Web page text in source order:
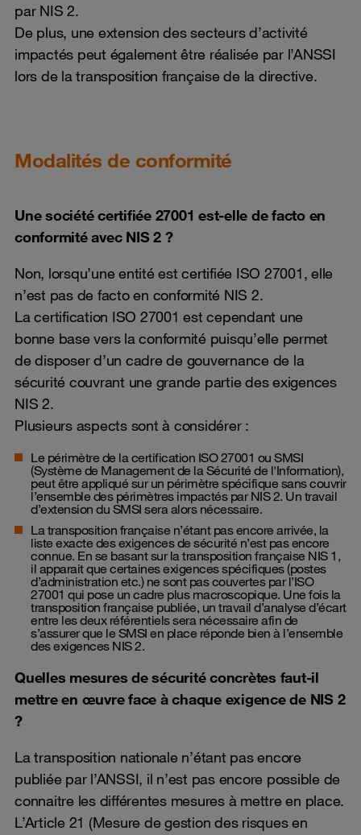
par NIS 2.
De plus, une extension des secteurs d’activité
impactés peut également être réalisée par l’ANSSI
lors de la transposition française de la directive.
Modalités de conformité
Une société certifiée 27001 est-elle de facto en
conformité avec NIS 2 ?
Non, lorsqu’une entité est certifiée ISO 27001, elle
n’est pas de facto en conformité NIS 2.
La certification ISO 27001 est cependant une
bonne base vers la conformité puisqu’elle permet
de disposer d’un cadre de gouvernance de la
sécurité couvrant une grande partie des exigences
NIS 2.
Plusieurs aspects sont à considérer :
Le périmètre de la certification ISO 27001 ou SMSI
(Système de Management de la Sécurité de l'Information),
peut être appliqué sur un périmètre spécifique sans couvrir
l’ensemble des périmètres impactés par NIS 2. Un travail
d’extension du SMSI sera alors nécessaire.
La transposition française n’étant pas encore arrivée, la
liste exacte des exigences de sécurité n’est pas encore
connue. En se basant sur la transposition française NIS 1,
il apparait que certaines exigences spécifiques (postes
d’administration etc.) ne sont pas couvertes par l’ISO
27001 qui pose un cadre plus macroscopique. Une fois la
transposition française publiée, un travail d’analyse d’écart
entre les deux référentiels sera nécessaire afin de
s’assurer que le SMSI en place réponde bien à l’ensemble
des exigences NIS 2.
Quelles mesures de sécurité concrètes faut-il
mettre en œuvre face à chaque exigence de NIS 2
?
La transposition nationale n’étant pas encore
publiée par l’ANSSI, il n’est pas encore possible de
connaitre les différentes mesures à mettre en place.
L’Article 21 (Mesure de gestion des risques en